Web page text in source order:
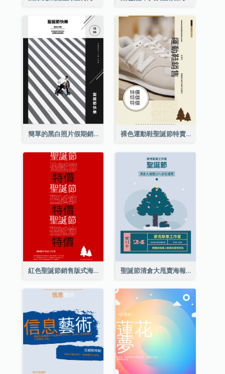
簡單的黑白照片假期銷售海報 裸色運動鞋聖誕節特賣海報
紅色聖誕節銷售版式海報 聖誕節清倉大甩賣海報